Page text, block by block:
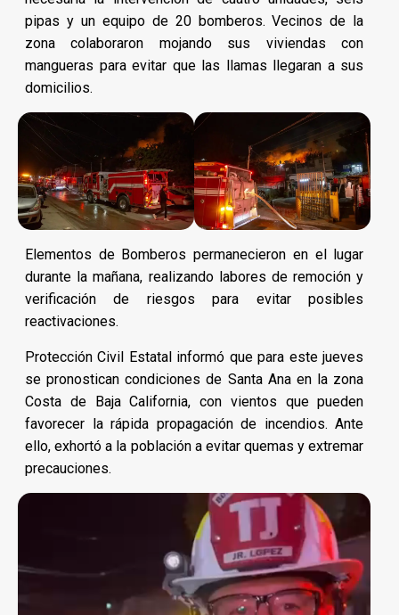
pipas y un equipo de 20 bomberos. Vecinos de la
zona colaboraron mojando sus viviendas con
mangueras para evitar que las llamas llegaran a sus
domicilios.
Elementos de Bomberos permanecieron en el lugar
durante la mañana, realizando labores de remoción y
verificación de riesgos para evitar posibles
reactivaciones.
Protección Civil Estatal informó que para este jueves
se pronostican condiciones de Santa Ana en la zona
Costa de Baja California, con vientos que pueden
favorecer la rápida propagación de incendios. Ante
ello, exhortó a la población a evitar quemas y extremar
precauciones.